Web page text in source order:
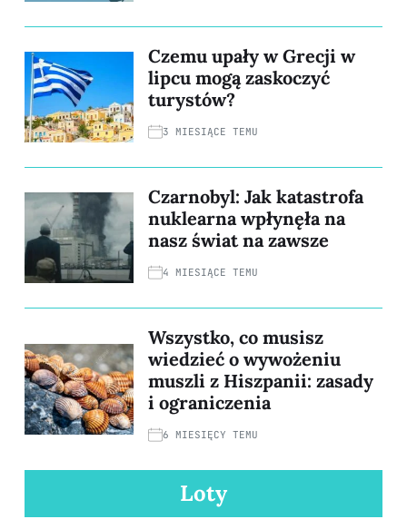
Czemu upały w Grecji w
lipcu mogą zaskoczyć
turystów?
3 MIESIĄCE TEMU
Czarnobyl: Jak katastrofa
nuklearna wpłynęła na
nasz świat na zawsze
4 MIESIĄCE TEMU
Wszystko, co musisz
wiedzieć o wywożeniu
muszli z Hiszpanii: zasady
i ograniczenia
6 MIESIĘCY TEMU
Loty